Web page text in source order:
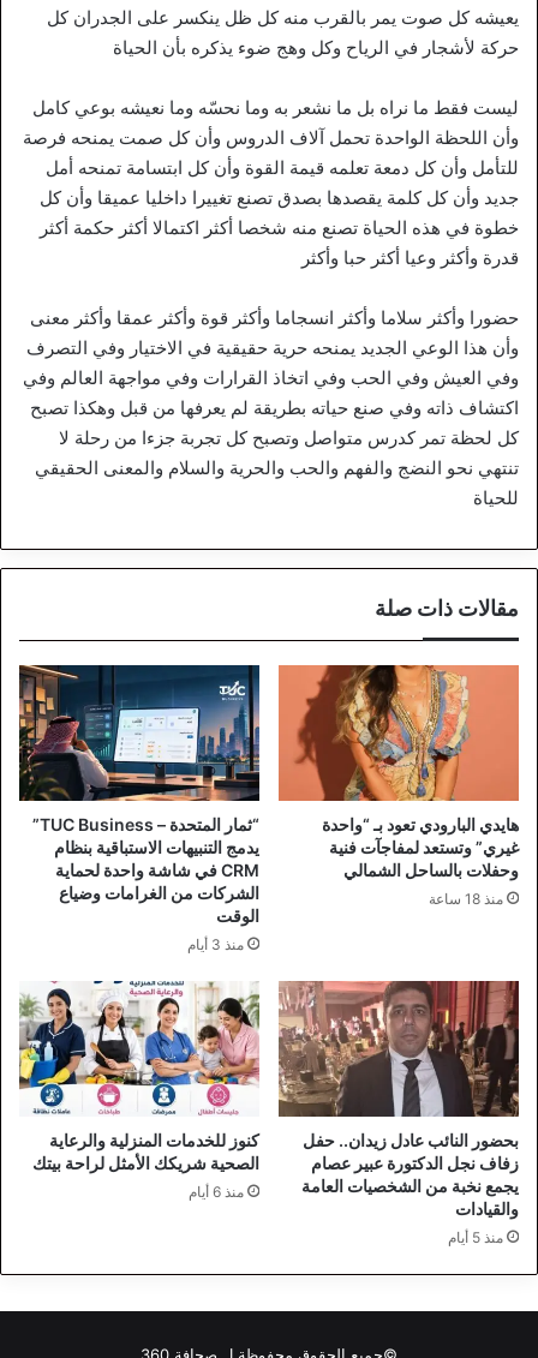
يعيشه كل صوت يمر بالقرب منه كل ظل ينكسر على الجدران كل
حركة لأشجار في الرياح وكل وهج ضوء يذكره بأن الحياة
ليست فقط ما نراه بل ما نشعر به وما نحسّه وما نعيشه بوعي كامل
وأن اللحظة الواحدة تحمل آلاف الدروس وأن كل صمت يمنحه فرصة
للتأمل وأن كل دمعة تعلمه قيمة القوة وأن كل ابتسامة تمنحه أمل
جديد وأن كل كلمة يقصدها بصدق تصنع تغييرا داخليا عميقا وأن كل
خطوة في هذه الحياة تصنع منه شخصا أكثر اكتمالا أكثر حكمة أكثر
قدرة وأكثر وعيا أكثر حبا وأكثر
حضورا وأكثر سلاما وأكثر انسجاما وأكثر قوة وأكثر عمقا وأكثر معنى
وأن هذا الوعي الجديد يمنحه حرية حقيقية في الاختيار وفي التصرف
وفي العيش وفي الحب وفي اتخاذ القرارات وفي مواجهة العالم وفي
اكتشاف ذاته وفي صنع حياته بطريقة لم يعرفها من قبل وهكذا تصبح
كل لحظة تمر كدرس متواصل وتصبح كل تجربة جزءا من رحلة لا
تنتهي نحو النضج والفهم والحب والحرية والسلام والمعنى الحقيقي
للحياة
مقالات ذات صلة
هايدي البارودي تعود بـ “واحدة
غيري” وتستعد لمفاجآت فنية
وحفلات بالساحل الشمالي
منذ 18 ساعة
“ثمار المتحدة – TUC Business”
يدمج التنبيهات الاستباقية بنظام
CRM في شاشة واحدة لحماية
الشركات من الغرامات وضياع
الوقت
منذ 3 أيام
بحضور النائب عادل زيدان.. حفل
زفاف نجل الدكتورة عبير عصام
يجمع نخبة من الشخصيات العامة
والقيادات
منذ 5 أيام
كنوز للخدمات المنزلية والرعاية
الصحية شريكك الأمثل لراحة بيتك
منذ 6 أيام
©جميع الحقوق محفوظة ل صحافة 360